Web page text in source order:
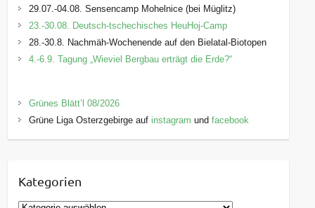
29.07.-04.08. Sensencamp Mohelnice (bei Müglitz)
23.-30.08. Deutsch-tschechisches HeuHoj-Camp
28.-30.8. Nachmäh-Wochenende auf den Bielatal-Biotopen
4.-6.9. Tagung „Wieviel Bergbau erträgt die Erde?“
Grünes Blätt’l 08/2026
Grüne Liga Osterzgebirge auf instagram undfacebook
Kategorien